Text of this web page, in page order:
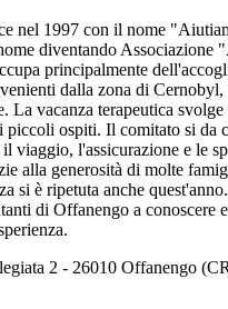
nel 1997 con il nome
diventando Associazione
principalmente
dalla zona di Cernobyl,
La vacanza terapeutica
piccoli ospiti. Il comitato si da
il viaggio, l'assicurazione e le
alla generosità di molte
si è ripetuta anche
di Offanengo a conoscere
2 - 26010 Offanengo